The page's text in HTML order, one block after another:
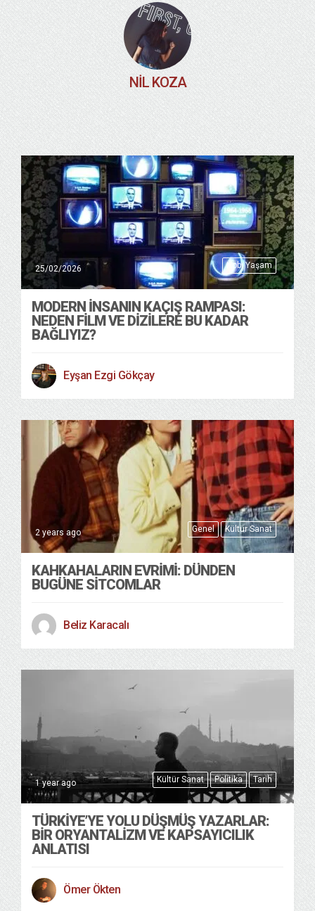
NIL KOZA
Hobi Yaşam
25/02/2026
MODERN İNSANIN KAÇIŞ RAMPASI:
NEDEN FİLM VE DİZİLERE BU KADAR
BAĞLIYIZ?
Eyşan Ezgi Gökçay
Genel Kültür Sanat
2 years ago
KAHKAHALARIN EVRIMI: DÜNDEN
BUGÜNE SITCOMLAR
Beliz Karacalı
Kültür Sanat Politika Tarih
1 year ago
TÜRKIYE’YE YOLU DÜŞMÜŞ YAZARLAR:
BIR ORYANTALIZM VE KAPSAYICILIK
ANLATISI
Ömer Ökten